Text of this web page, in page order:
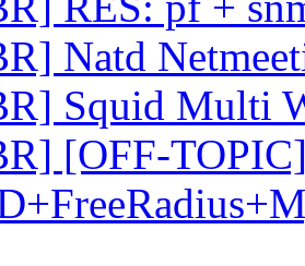
Natd
Squid Multi
[OFF-